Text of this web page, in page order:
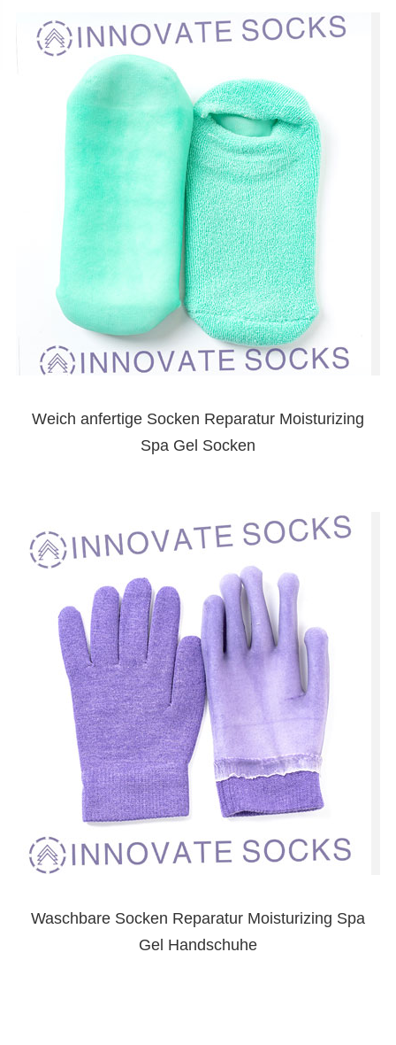
Weich anfertige Socken Reparatur Moisturizing
Spa Gel Socken
Waschbare Socken Reparatur Moisturizing Spa
Gel Handschuhe